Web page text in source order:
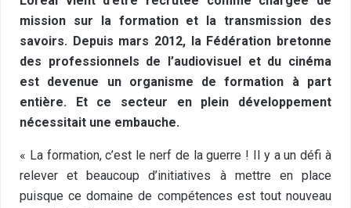
mission sur la formation et la transmission des
savoirs. Depuis mars 2012, la Fédération bretonne
des professionnels de l’audiovisuel et du cinéma
est devenue un organisme de formation à part
entière. Et ce secteur en plein développement
nécessitait une embauche.
« La formation, c’est le nerf de la guerre ! Il y a un défi à
relever et beaucoup d’initiatives à mettre en place
puisque ce domaine de compétences est tout nouveau